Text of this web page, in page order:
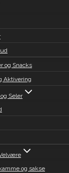
og Snacks
Aktivering
Seler
og sakse